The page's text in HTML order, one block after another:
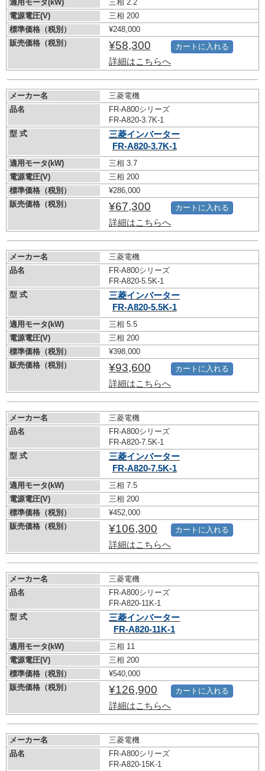
適用モータ(kW)
三相 2.2
電源電圧(V)
三相 200
標準価格（税別）
¥248,000
販売価格（税別）
¥58,300
詳細はこちらへ
カートに入れる
メーカー名
三菱電機
品名
FR-A800シリーズ
FR-A820-3.7K-1
型 式
三菱インバーター
FR-A820-3.7K-1
適用モータ(kW)
三相 3.7
電源電圧(V)
三相 200
標準価格（税別）
¥286,000
販売価格（税別）
¥67,300
詳細はこちらへ
カートに入れる
メーカー名
三菱電機
品名
FR-A800シリーズ
FR-A820-5.5K-1
型 式
三菱インバーター
FR-A820-5.5K-1
適用モータ(kW)
三相 5.5
電源電圧(V)
三相 200
標準価格（税別）
¥398,000
販売価格（税別）
¥93,600
詳細はこちらへ
カートに入れる
メーカー名
三菱電機
品名
FR-A800シリーズ
FR-A820-7.5K-1
型 式
三菱インバーター
FR-A820-7.5K-1
適用モータ(kW)
三相 7.5
電源電圧(V)
三相 200
標準価格（税別）
¥452,000
販売価格（税別）
¥106,300
詳細はこちらへ
カートに入れる
メーカー名
三菱電機
品名
FR-A800シリーズ
FR-A820-11K-1
型 式
三菱インバーター
FR-A820-11K-1
適用モータ(kW)
三相 11
電源電圧(V)
三相 200
標準価格（税別）
¥540,000
販売価格（税別）
¥126,900
詳細はこちらへ
カートに入れる
メーカー名
三菱電機
品名
FR-A800シリーズ
FR-A820-15K-1